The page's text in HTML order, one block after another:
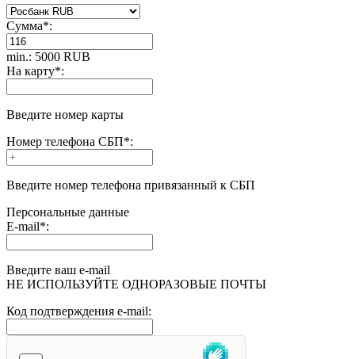
Сумма*:
min.: 5000 RUB
На карту*:
Введите номер карты
Номер телефона СБП*:
Введите номер телефона привязанный к СБП
Персональные данные
E-mail*:
Введите ваш e-mail
НЕ ИСПОЛЬЗУЙТЕ ОДНОРАЗОВЫЕ ПОЧТЫ
Код подтверждения e-mail: